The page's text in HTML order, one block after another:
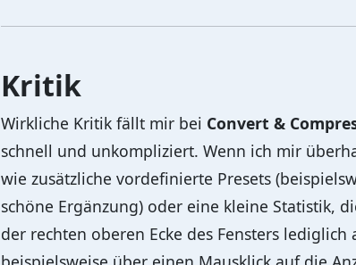
Kritik
Wirkliche Kritik fällt mir bei Convert &
schnell und unkompliziert. Wenn ich mir
wie zusätzliche vordefinierte Presets
schöne Ergänzung) oder eine kleine Statistik,
der rechten oberen Ecke des Fensters